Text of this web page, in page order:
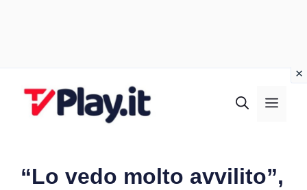
“Lo vedo molto avvilito”,